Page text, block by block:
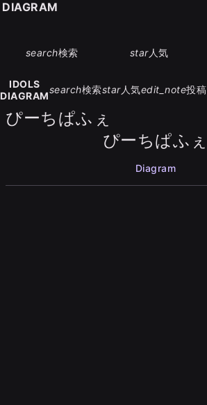
search検索 star人気
IDOLS
DIAGRAM
search検索star人気edit_note投稿
ぴーちぱふぇ
ぴーちぱふぇ
Diagram